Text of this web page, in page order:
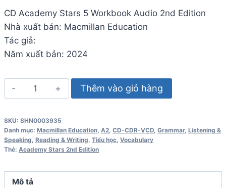
CD Academy Stars 5 Workbook Audio 2nd Edition
Nhà xuất bản: Macmillan Education
Tác giả:
Năm xuất bản: 2024
Academy
Stars
Workbook
Audio
2nd
số
Thêm vào giỏ hàng
SKU: SHN0003935
Danh mục: Macmillan Education A2 CD-CDR-VCD Grammar, Listening &
Speaking Reading & Writing Tiểu học Vocabulary
Thẻ: Academy Stars 2nd Edition
Mô tả